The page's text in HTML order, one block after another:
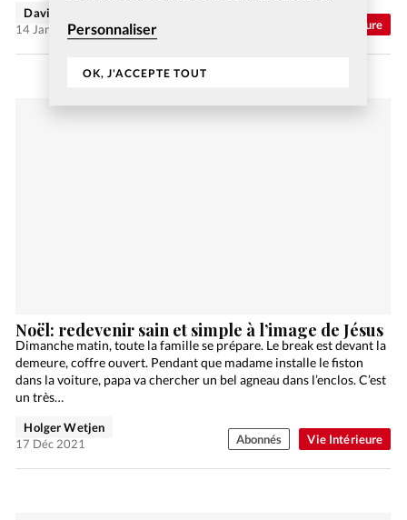
Personnaliser
OK, J'ACCEPTE TOUT
Vie Intérieure
David Nadaud
14 Jan 2022
Vie Intérieure
Noël: redevenir sain et simple à l’image de Jésus
Dimanche matin, toute la famille se prépare. Le break est devant la
demeure, coffre ouvert. Pendant que madame installe le fiston
dans la voiture, papa va chercher un bel agneau dans l’enclos. C’est
un très…
Holger Wetjen
17 Déc 2021
Abonnés